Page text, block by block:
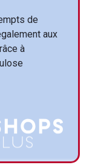
de
aux
à